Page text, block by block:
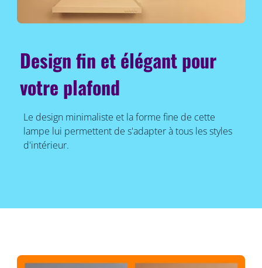
Design fin et élégant pour
votre plafond
Le design minimaliste et la forme fine de cette
lampe lui permettent de s'adapter à tous les styles
d'intérieur.